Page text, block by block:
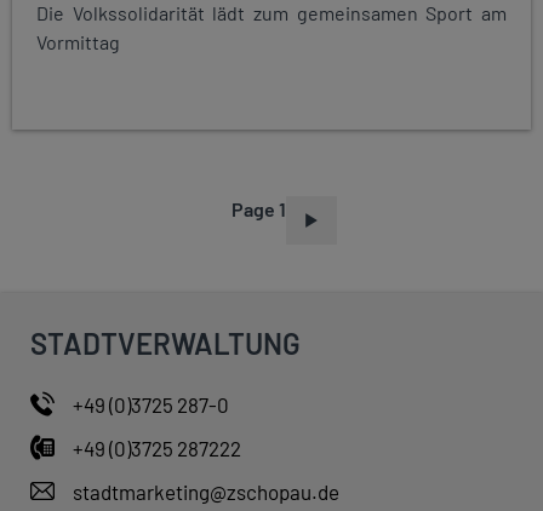
Die Volkssolidarität lädt zum gemeinsamen Sport am
Vormittag
Page 1
STADTVERWALTUNG
+49 (0)3725 287-0
+49 (0)3725 287222
stadtmarketing@zschopau.de